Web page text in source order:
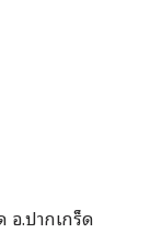
อ.ปากเกร็ด